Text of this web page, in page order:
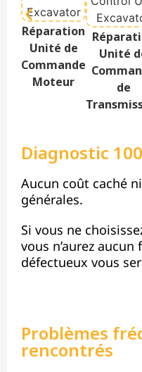
Réparation
Unité de
Commande
Moteur
Unité
de
Diagnostic
Aucun coût caché
générales.
Si vous ne
vous n’aurez aucun
défectueux vous
Problèmes
rencontrés